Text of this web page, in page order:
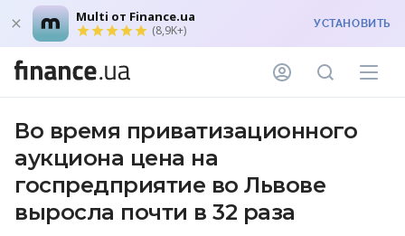
Multi от Finance.ua
(8,9K+) УСТАНОВИТЬ
Во время приватизационного
аукциона цена на
госпредприятие во Львове
выросла почти в 32 раза